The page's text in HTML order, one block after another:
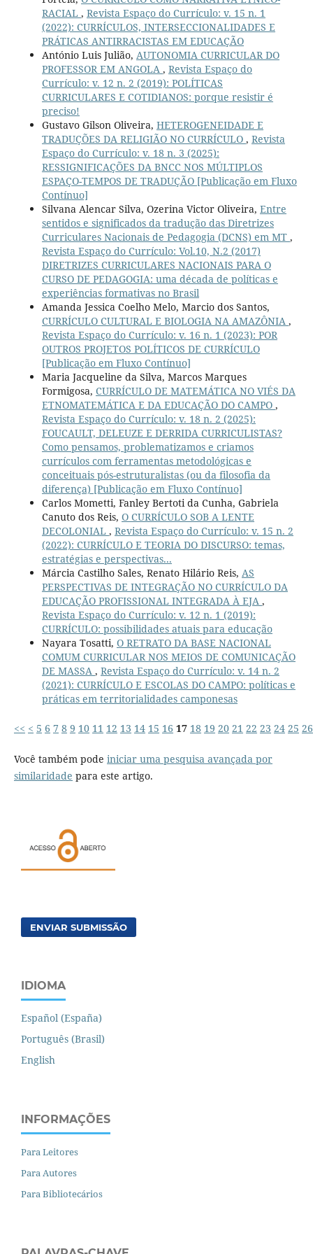
RACIAL , Revista Espaço do Currículo: v. 15 n. 1
(2022): CURRÍCULOS, INTERSECCIONALIDADES E
PRÁTICAS ANTIRRACISTAS EM EDUCAÇÃO
António Luis Julião, AUTONOMIA CURRICULAR DO
PROFESSOR EM ANGOLA , Revista Espaço do
Currículo: v. 12 n. 2 (2019): POLÍTICAS
CURRICULARES E COTIDIANOS: porque resistir é
preciso!
Gustavo Gilson Oliveira, HETEROGENEIDADE E
TRADUÇÕES DA RELIGIÃO NO CURRÍCULO , Revista
Espaço do Currículo: v. 18 n. 3 (2025):
RESSIGNIFICAÇÕES DA BNCC NOS MÚLTIPLOS
ESPAÇO-TEMPOS DE TRADUÇÃO [Publicação em Fluxo
Contínuo]
Silvana Alencar Silva, Ozerina Victor Oliveira, Entre
sentidos e significados da tradução das Diretrizes
Curriculares Nacionais de Pedagogia (DCNS) em MT ,
Revista Espaço do Currículo: Vol.10, N.2 (2017)
DIRETRIZES CURRICULARES NACIONAIS PARA O
CURSO DE PEDAGOGIA: uma década de políticas e
experiências formativas no Brasil
Amanda Jessica Coelho Melo, Marcio dos Santos,
CURRÍCULO CULTURAL E BIOLOGIA NA AMAZÔNIA ,
Revista Espaço do Currículo: v. 16 n. 1 (2023): POR
OUTROS PROJETOS POLÍTICOS DE CURRÍCULO
[Publicação em Fluxo Contínuo]
Maria Jacqueline da Silva, Marcos Marques
Formigosa, CURRÍCULO DE MATEMÁTICA NO VIÉS DA
ETNOMATEMÁTICA E DA EDUCAÇÃO DO CAMPO ,
Revista Espaço do Currículo: v. 18 n. 2 (2025):
FOUCAULT, DELEUZE E DERRIDA CURRICULISTAS?
Como pensamos, problematizamos e criamos
currículos com ferramentas metodológicas e
conceituais pós-estruturalistas (ou da filosofia da
diferença) [Publicação em Fluxo Contínuo]
Carlos Mometti, Fanley Bertoti da Cunha, Gabriela
Canuto dos Reis, O CURRÍCULO SOB A LENTE
DECOLONIAL , Revista Espaço do Currículo: v. 15 n. 2
(2022): CURRÍCULO E TEORIA DO DISCURSO: temas,
estratégias e perspectivas...
Márcia Castilho Sales, Renato Hilário Reis, AS
PERSPECTIVAS DE INTEGRAÇÃO NO CURRÍCULO DA
EDUCAÇÃO PROFISSIONAL INTEGRADA À EJA ,
Revista Espaço do Currículo: v. 12 n. 1 (2019):
CURRÍCULO: possibilidades atuais para educação
Nayara Tosatti, O RETRATO DA BASE NACIONAL
COMUM CURRICULAR NOS MEIOS DE COMUNICAÇÃO
DE MASSA , Revista Espaço do Currículo: v. 14 n. 2
(2021): CURRÍCULO E ESCOLAS DO CAMPO: políticas e
práticas em territorialidades camponesas
<< < 5 6 7 8 9 10 11 12 13 14 15 16 17 18 19 20 21 22 23 24 25 26
Você também pode iniciar uma pesquisa avançada por
similaridade para este artigo.
ENVIAR SUBMISSÃO
IDIOMA
Español (España)
Português (Brasil)
English
INFORMAÇÕES
Para Leitores
Para Autores
Para Bibliotecários